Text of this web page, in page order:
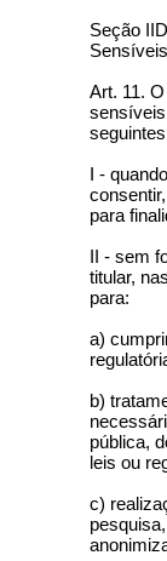
Seção
Sensíveis
Art. 11.
I -
para
II - sem
titular,
para:
a)
b)
pública,
leis ou
c)